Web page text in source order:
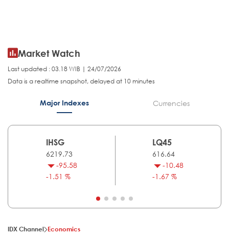
Market Watch
Last updated : 03.18 WIB | 24/07/2026
Data is a realtime snapshot, delayed at 10 minutes
Major Indexes Currencies
IHSG
6219.73
-95.58
-1.51 %
LQ45
616.64
-10.48
-1.67 %
IDX Channel Economics